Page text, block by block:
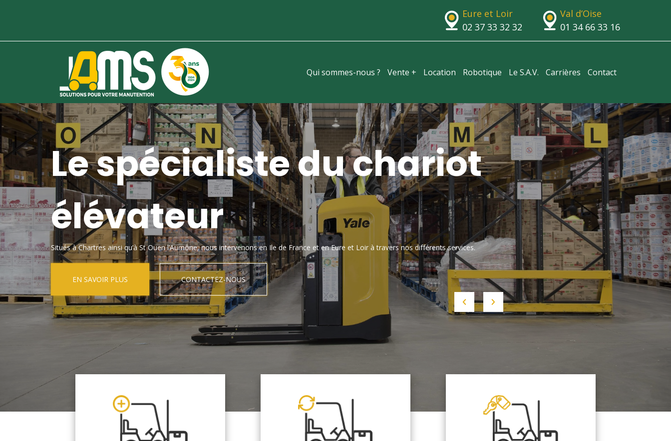
Eure et Loir
02 37 33 32 32
Val d’Oise
01 34 66 33 16
Qui sommes-nous ? Vente + Location Robotique Le S.A.V. Carrières Contact
Le spécialiste du chariot
élévateur
Situés à Chartres ainsi qu’à St Ouen l’Aumône, nous intervenons en Ile de France et en Eure et Loir à travers nos différents services.
EN SAVOIR PLUS CONTACTEZ-NOUS